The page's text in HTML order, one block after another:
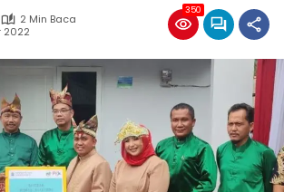
2 Min Baca
2022
350